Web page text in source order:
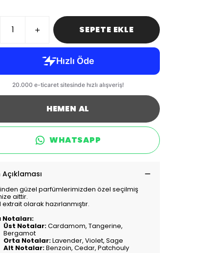
SEPETE EKLE
HEMEN AL
WHATSAPP
Açıklaması
güzel parfümlerimizden özel seçilmiş
aittir.
extrait olarak hazırlanmıştır.
Notaları:
Üst Notalar:Cardamom, Tangerine,
Bergamot
Orta Notalar:Lavender, Violet, Sage
Alt Notalar:Benzoin, Cedar, Patchouly